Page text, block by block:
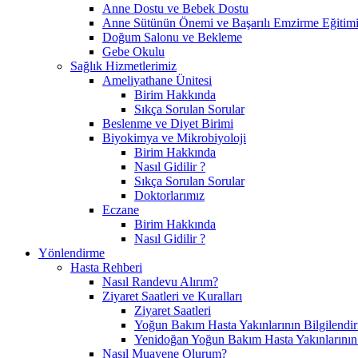
Anne Dostu ve Bebek Dostu
Anne Sütünün Önemi ve Başarılı Emzirme Eğitimi
Doğum Salonu ve Bekleme
Gebe Okulu
Sağlık Hizmetlerimiz
Ameliyathane Ünitesi
Birim Hakkında
Sıkça Sorulan Sorular
Beslenme ve Diyet Birimi
Biyokimya ve Mikrobiyoloji
Birim Hakkında
Nasıl Gidilir ?
Sıkça Sorulan Sorular
Doktorlarımız
Eczane
Birim Hakkında
Nasıl Gidilir ?
Yönlendirme
Hasta Rehberi
Nasıl Randevu Alırım?
Ziyaret Saatleri ve Kuralları
Ziyaret Saatleri
Yoğun Bakım Hasta Yakınlarının
Yenidoğan Yoğun Bakım Hasta
Nasıl Muayene Olurum?